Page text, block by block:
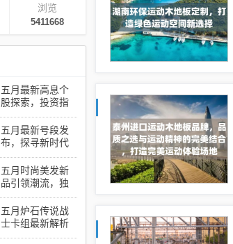
浏览
5411668
五月最新高息个
股探索，投资指
南与热门选择
五月最新号段发
布，探寻新时代
的机遇与挑战
五月时尚美发新
品引领潮流，独
特魅力展现秀发
风采
五月炉石传说战
士卡组最新解析
与攻略